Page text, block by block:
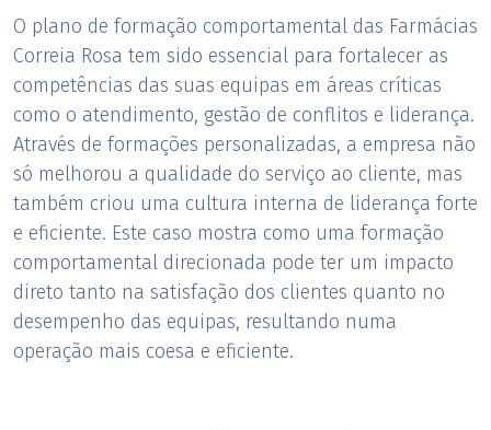
O plano de formação comportamental das Farmácias
Correia Rosa tem sido essencial para fortalecer as
competências das suas equipas em áreas críticas
como o atendimento, gestão de conflitos e liderança.
Através de formações personalizadas, a empresa não
só melhorou a qualidade do serviço ao cliente, mas
também criou uma cultura interna de liderança forte
e eficiente. Este caso mostra como uma formação
comportamental direcionada pode ter um impacto
direto tanto na satisfação dos clientes quanto no
desempenho das equipas, resultando numa
operação mais coesa e eficiente.